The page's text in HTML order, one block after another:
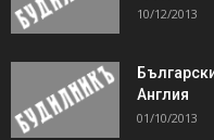
10/12/2013
Англия
01/10/2013